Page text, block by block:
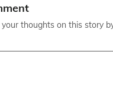
thoughts on this story